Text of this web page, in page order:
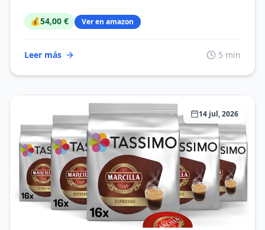
una Gran Movilidad, Negro, BC 7030
💰54,00 € Ver en amazon
Leer más 5 min
14 jul, 2026